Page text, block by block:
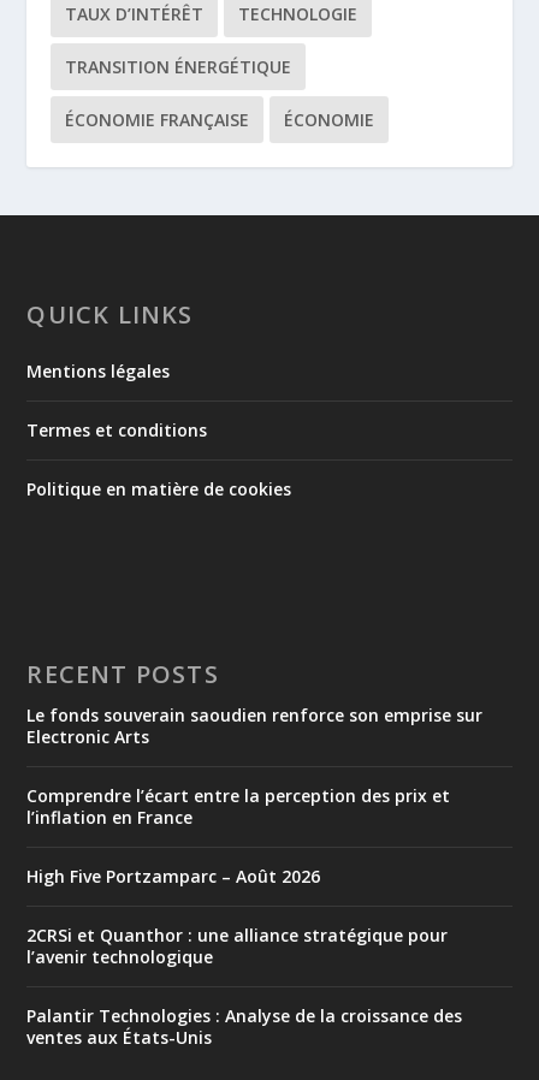
TAUX D’INTÉRÊT TECHNOLOGIE
TRANSITION ÉNERGÉTIQUE
ÉCONOMIE FRANÇAISE ÉCONOMIE
QUICK LINKS
Mentions légales
Termes et conditions
Politique en matière de cookies
RECENT POSTS
Le fonds souverain saoudien renforce son emprise sur
Electronic Arts
Comprendre l’écart entre la perception des prix et
l’inflation en France
High Five Portzamparc – Août 2026
2CRSi et Quanthor : une alliance stratégique pour
l’avenir technologique
Palantir Technologies : Analyse de la croissance des
ventes aux États-Unis